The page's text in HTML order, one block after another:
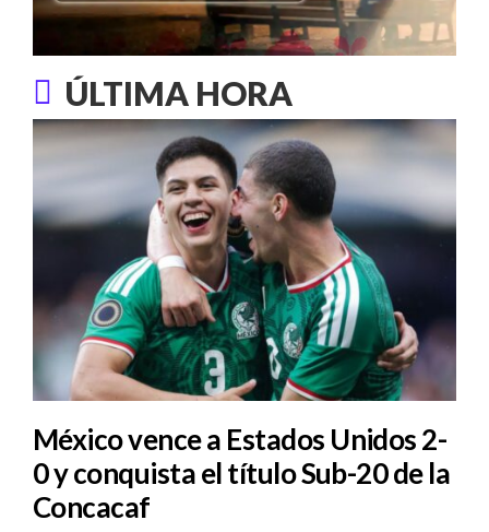
ÚLTIMA HORA
México vence a Estados Unidos 2-
0 y conquista el título Sub-20 de la
Concacaf